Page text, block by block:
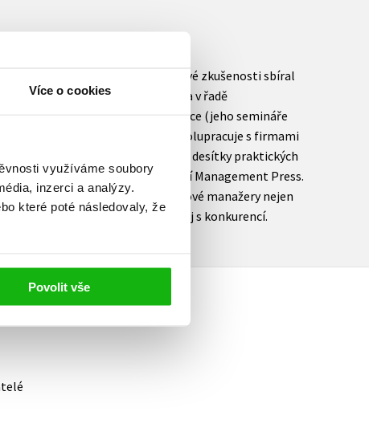
Více o cookies
využíváme soubory
inzerci a analýzy.
které poté následovaly, že
Povolit vše
specialistou, který své zkušenosti sbíral
a Kanady, na Dálném východě a v řadě
prodejcům po celé České republice (jeho semináře
tisíc manažerů) a poradensky spolupracuje s firmami
Je úspěšným autorem téměř desítky praktických
autorům nakladatelství Management Press.
jsou pro prodejní a marketingové manažery nejen
elánu a nové energie pro boj s konkurencí.